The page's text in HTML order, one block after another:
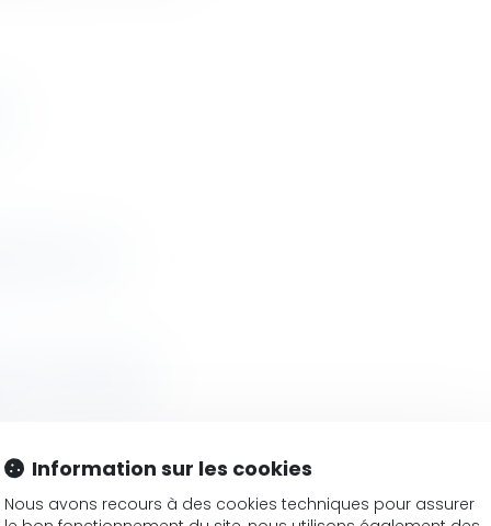
Information sur les cookies
Nous avons recours à des cookies techniques pour assurer